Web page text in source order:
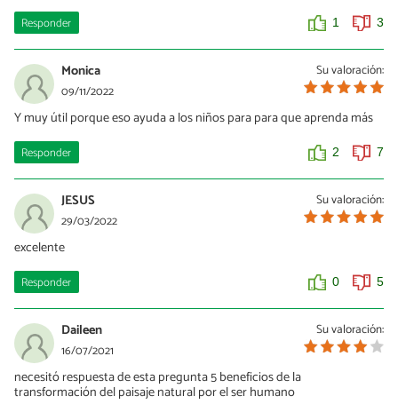
Responder 1 3
Su valoración:
Monica
09/11/2022
Y muy útil porque eso ayuda a los niños para para que aprenda más
Responder 2 7
Su valoración:
JESUS
29/03/2022
excelente
Responder 0 5
Su valoración:
Daileen
16/07/2021
necesitó respuesta de esta pregunta 5 beneficios de la
transformación del paisaje natural por el ser humano